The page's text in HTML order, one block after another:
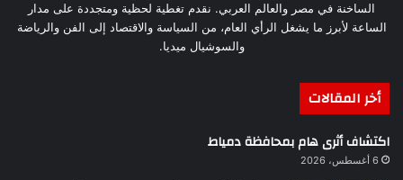
الساخنة في مصر والعالم العربي. نقدم تغطية لحظية ومتجددة على مدار
الساعة لأبرز ما يشغل الرأي العام، من السياسة والاقتصاد إلى الفن والرياضة
والسوشيال ميديا.
أخر المقالات
اكتشاف أثرى هام بمحافظة دمياط
6 أغسطس، 2026